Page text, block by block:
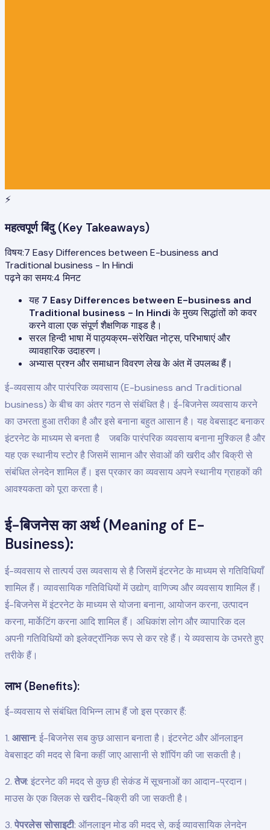
⚡
महत्वपूर्ण बिंदु (Key Takeaways)
विषय:7 Easy Differences between E-business and
Traditional business - In Hindi
पढ़ने का समय:4मिनट
यह 7 Easy Differences between E-business and
Traditional business - In Hindiके मुख्य सिद्धांतों को कवर
करने वाला एक संपूर्ण शैक्षणिक गाइड है।
सरल हिन्दी भाषा में पाठ्यक्रम-संरेखित नोट्स, परिभाषाएं और
व्यावहारिक उदाहरण।
अभ्यास प्रश्न और समाधान विवरण लेख के अंत में उपलब्ध हैं।
ई-व्यवसाय और पारंपरिक व्यवसाय (E-business and Traditional
business) के बीच का अंतर गठन से संबंधित है। ई-बिजनेस व्यवसाय करने
का उभरता हुआ तरीका है और इसे बनाना बहुत आसान है। यह वेबसाइट बनाकर
इंटरनेट के माध्यम से बनता है जबकि पारंपरिक व्यवसाय बनाना मुश्किल है और
यह एक स्थानीय स्टोर है जिसमें सामान और सेवाओं की खरीद और बिक्री से
संबंधित लेनदेन शामिल हैं। इस प्रकार का व्यवसाय अपने स्थानीय ग्राहकों की
आवश्यकता को पूरा करता है।
ई-बिजनेस का अर्थ (Meaning of E-
Business):
ई-व्यवसाय से तात्पर्य उस व्यवसाय से है जिसमें इंटरनेट के माध्यम से गतिविधियाँ
शामिल हैं। व्यावसायिक गतिविधियों में उद्योग, वाणिज्य और व्यवसाय शामिल हैं।
ई-बिजनेस में इंटरनेट के माध्यम से योजना बनाना, आयोजन करना, उत्पादन
करना, मार्केटिंग करना आदि शामिल हैं। अधिकांश लोग और व्यापारिक दल
अपनी गतिविधियों को इलेक्ट्रॉनिक रूप से कर रहे हैं। ये व्यवसाय के उभरते हुए
तरीके हैं।
लाभ (Benefits):
ई-व्यवसाय से संबंधित विभिन्न लाभ हैं जो इस प्रकार हैं:
1. आसान: ई-बिजनेस सब कुछ आसान बनाता है। इंटरनेट और ऑनलाइन
वेबसाइट की मदद से बिना कहीं जाए आसानी से शॉपिंग की जा सकती है।
2. तेज: इंटरनेट की मदद से कुछ ही सेकंड में सूचनाओं का आदान-प्रदान।
माउस के एक क्लिक से खरीद-बिक्री की जा सकती है।
3. पेपरलेस सोसाइटी: ऑनलाइन मोड की मदद से, कई व्यावसायिक लेनदेन